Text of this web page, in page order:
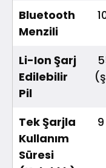
Bluetooth
Menzili
Li-Ion Şarj
Edilebilir
Pil
Tek Şarjla
Kullanım
Süresi